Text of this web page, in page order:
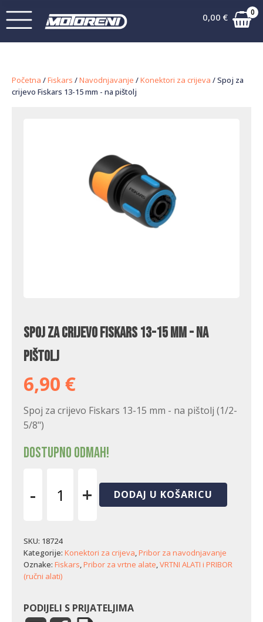
0,00 € 0
Početna /Fiskars /Navodnjavanje /Konektori za crijeva / Spoj za
crijevo Fiskars 13-15 mm - na pištolj
Spoj za crijevo Fiskars 13-15 mm - na
pištolj
6,90 €
Spoj za crijevo Fiskars 13-15 mm - na pištolj (1/2-
5/8")
Dostupno odmah!
-
Fiskars
13-
15
mm
-
pištolj
količina
+ DODAJ U KOŠARICU
SKU: 18724
Kategorije: Konektori za crijeva,Pribor za navodnjavanje
Oznake: Fiskars,Pribor za vrtne alate,VRTNI ALATI i PRIBOR
(ručni alati)
PODIJELI S PRIJATELJIMA